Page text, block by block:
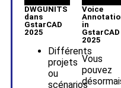
DWGUNITS
dans
GstarCAD
2025
Différents
projets
ou
scénarios
Voice
in
GstarCAD
2025
Vous
pouvez